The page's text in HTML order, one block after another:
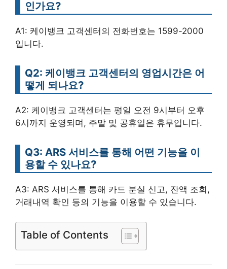
인가요?
A1: 케이뱅크 고객센터의 전화번호는 1599-2000
입니다.
Q2: 케이뱅크 고객센터의 영업시간은 어
떻게 되나요?
A2: 케이뱅크 고객센터는 평일 오전 9시부터 오후
6시까지 운영되며, 주말 및 공휴일은 휴무입니다.
Q3: ARS 서비스를 통해 어떤 기능을 이
용할 수 있나요?
A3: ARS 서비스를 통해 카드 분실 신고, 잔액 조회,
거래내역 확인 등의 기능을 이용할 수 있습니다.
Table of Contents